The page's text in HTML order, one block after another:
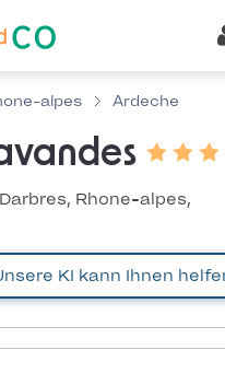
alpes Ardeche
Rhone-alpes,